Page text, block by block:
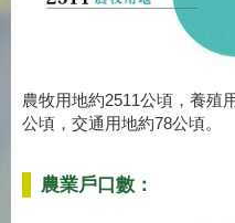
農牧用地約2511公頃，養殖
公頃，交通用地約78公頃。
農業戶口數：